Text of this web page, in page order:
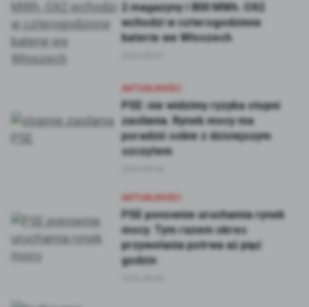
2 magazyny i 800 MWh. OX2
wchodzi w czterogodzinne
baterie we Włoszech
AKTUALNOŚCI
PSE: nie widzimy ryzyka stopni
zasilania. Rynek mocy ma
poradzić sobie z dzisiejszym
szczytem
AKTUALNOŚCI
PSE ponownie uruchamia rynek
mocy. Tym razem okres
przywołania potrwa aż pięć
godzin